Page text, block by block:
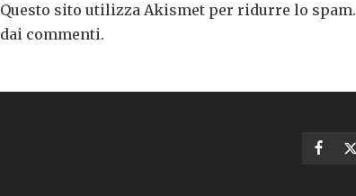
Questo sito utilizza Akismet per ridurre lo spam.
dai commenti.